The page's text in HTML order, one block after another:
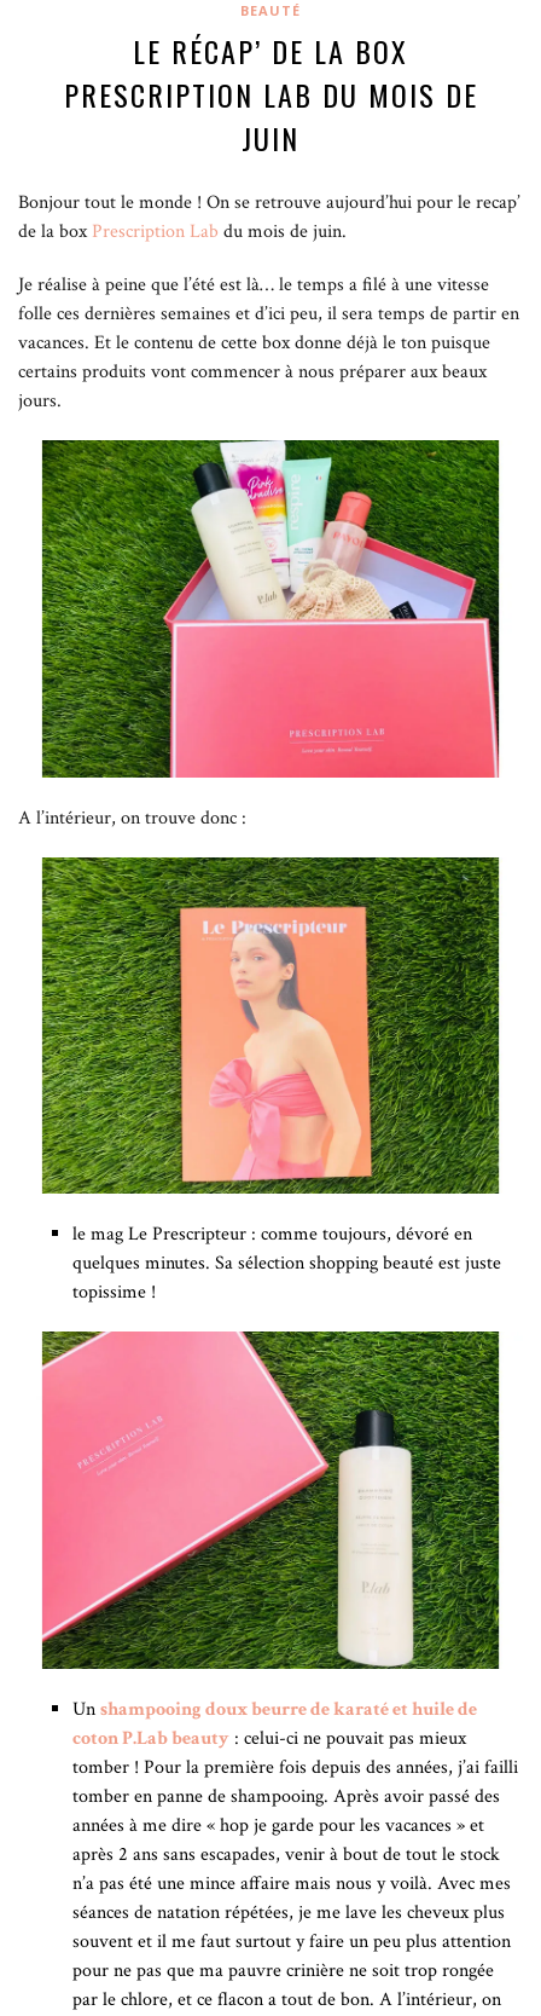
BEAUTÉ
LE RÉCAP’ DE LA BOX
PRESCRIPTION LAB DU MOIS DE
JUIN
Bonjour tout le monde ! On se retrouve aujourd’hui pour le recap’
de la boxPrescription Lab du mois de juin.
Je réalise à peine que l’été est là… le temps a filé à une vitesse
folle ces dernières semaines et d’ici peu, il sera temps de partir en
vacances. Et le contenu de cette box donne déjà le ton puisque
certains produits vont commencer à nous préparer aux beaux
jours.
A l’intérieur, on trouve donc :
le mag Le Prescripteur : comme toujours, dévoré en
quelques minutes. Sa sélection shopping beauté est juste
topissime !
Unshampooing doux beurre de karaté et huile de
coton P.Lab beauty : celui-ci ne pouvait pas mieux
tomber ! Pour la première fois depuis des années, j’ai failli
tomber en panne de shampooing. Après avoir passé des
années à me dire « hop je garde pour les vacances » et
après 2 ans sans escapades, venir à bout de tout le stock
n’a pas été une mince affaire mais nous y voilà. Avec mes
séances de natation répétées, je me lave les cheveux plus
souvent et il me faut surtout y faire un peu plus attention
pour ne pas que ma pauvre crinière ne soit trop rongée
par le chlore, et ce flacon a tout de bon. A l’intérieur, on